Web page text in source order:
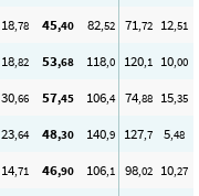
18,78 45,40 82,52 71,72 12,51
18,82 53,68 118,0 120,1 10,00
30,66 57,45 106,4 74,88 15,35
23,64 48,30 140,9 127,7 5,48
14,71 46,90 106,1 98,02 10,27